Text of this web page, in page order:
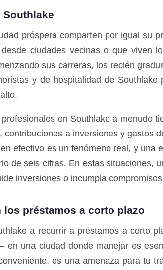
próspera comparten por igual su
ciudades vecinas o que viven
sus carreras, los recién
y de hospitalidad de
en Southlake a menudo
a inversiones y gastos
efectivo es un fenómeno real, y una
de seis cifras. En estas situaciones,
inversiones o incumpla
préstamos a corto plazo
a recurrir a préstamos a corto
una ciudad donde manejar es
es una amenaza para tu